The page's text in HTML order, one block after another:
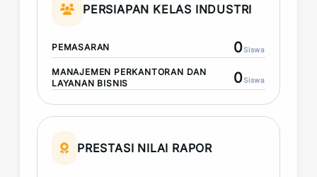
PERSIAPAN KELAS INDUSTRI
PEMASARAN 0Siswa
MANAJEMEN PERKANTORAN DAN
LAYANAN BISNIS
0Siswa
PRESTASI NILAI RAPOR